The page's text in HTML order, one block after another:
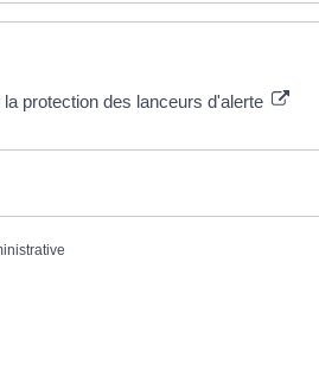
protection des lanceurs d'alerte